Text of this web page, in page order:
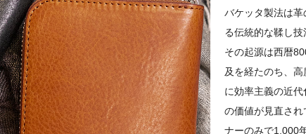
バケッタ製法は
る伝統的な鞣し技
その起源は西暦
及を経たのち、
に効率主義の近
の価値が見直さ
ナーのみで1,000